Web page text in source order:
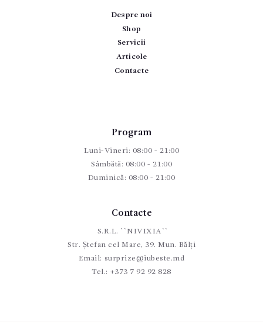
Despre noi
Shop
Servicii
Articole
Contacte
Program
Luni-Vineri: 08:00 - 21:00
Sâmbătă: 08:00 - 21:00
Duminică: 08:00 - 21:00
Contacte
S.R.L. ``NIVIXIA``
Str. Ștefan cel Mare, 39. Mun. Bălți
Email: surprize@iubeste.md
Tel.: +373 7 92 92 828